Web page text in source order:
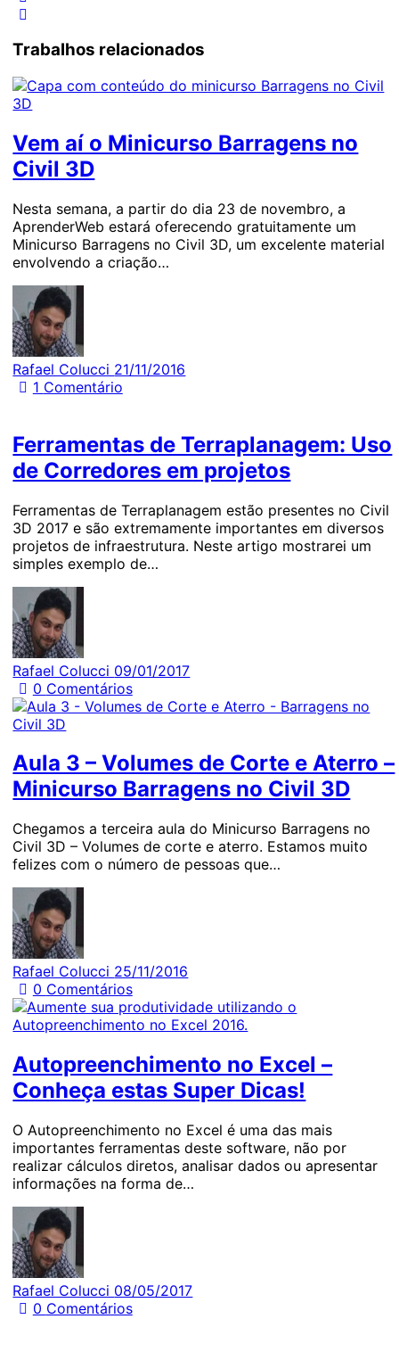
Trabalhos relacionados
Vem aí o Minicurso Barragens no
Civil 3D
Nesta semana, a partir do dia 23 de novembro, a
AprenderWeb estará oferecendo gratuitamente um
Minicurso Barragens no Civil 3D, um excelente material
envolvendo a criação…
Rafael Colucci 21/11/2016
1 Comentário
Ferramentas de Terraplanagem: Uso
de Corredores em projetos
Ferramentas de Terraplanagem estão presentes no Civil
3D 2017 e são extremamente importantes em diversos
projetos de infraestrutura. Neste artigo mostrarei um
simples exemplo de…
Rafael Colucci 09/01/2017
0 Comentários
Aula 3 – Volumes de Corte e Aterro –
Minicurso Barragens no Civil 3D
Chegamos a terceira aula do Minicurso Barragens no
Civil 3D – Volumes de corte e aterro. Estamos muito
felizes com o número de pessoas que…
Rafael Colucci 25/11/2016
0 Comentários
Autopreenchimento no Excel –
Conheça estas Super Dicas!
O Autopreenchimento no Excel é uma das mais
importantes ferramentas deste software, não por
realizar cálculos diretos, analisar dados ou apresentar
informações na forma de…
Rafael Colucci 08/05/2017
0 Comentários